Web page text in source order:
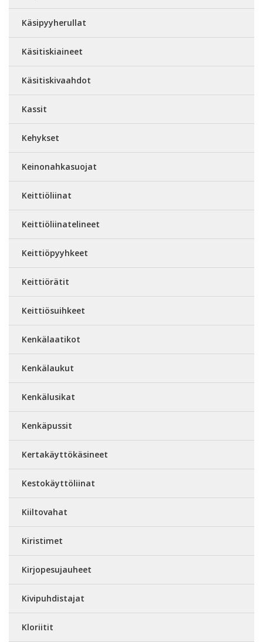
Käsipyyherullat
Käsitiskiaineet
Käsitiskivaahdot
Kassit
Kehykset
Keinonahkasuojat
Keittiöliinat
Keittiöliinatelineet
Keittiöpyyhkeet
Keittiörätit
Keittiösuihkeet
Kenkälaatikot
Kenkälaukut
Kenkälusikat
Kenkäpussit
Kertakäyttökäsineet
Kestokäyttöliinat
Kiiltovahat
Kiristimet
Kirjopesujauheet
Kivipuhdistajat
Kloriitit